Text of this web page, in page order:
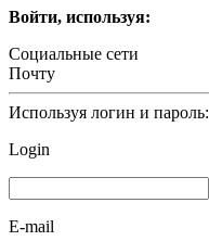
Войти, используя:
Социальные сети
Почту
Используя логин и пароль:
Login
E-mail